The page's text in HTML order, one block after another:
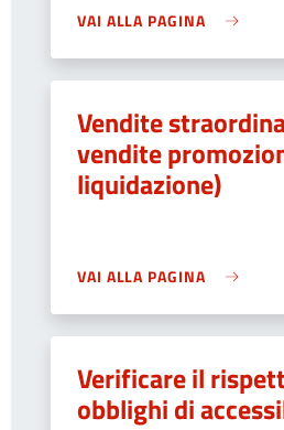
VAI ALLA PAGINA
Vendite
vendite
liquidazione)
VAI ALLA PAGINA
Verificare il
obblighi di